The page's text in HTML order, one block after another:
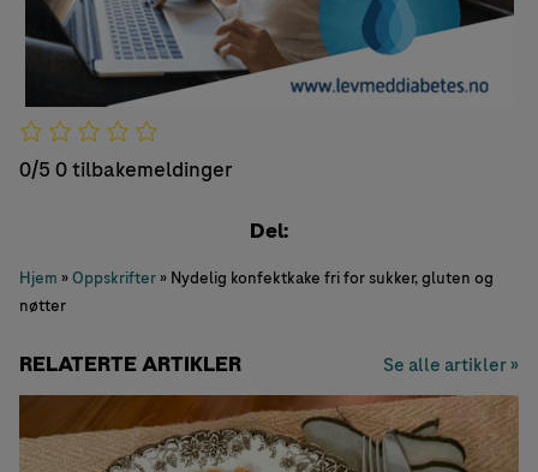
0/5 0 tilbakemeldinger
Del:
Hjem »Oppskrifter» Nydelig konfektkake fri for sukker, gluten og
nøtter
RELATERTE ARTIKLER Se alle artikler »